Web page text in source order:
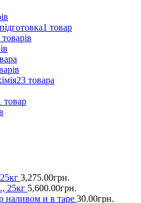
1 товар
23 товара
товар
3,275.00грн.
25кг 5,600.00грн.
наливом и в таре 30.00грн.